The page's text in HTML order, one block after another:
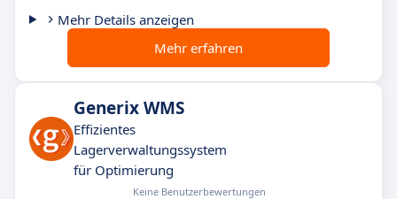
Mehr Details anzeigen
Mehr erfahren
Generix WMS
Effizientes
Lagerverwaltungssystem
für Optimierung
Keine Benutzerbewertungen